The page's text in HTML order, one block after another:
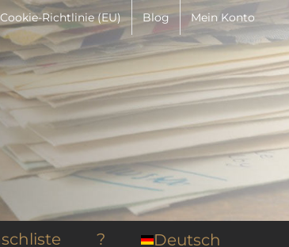
Cookie-Richtlinie (EU) Blog Mein Konto
? Deutsch